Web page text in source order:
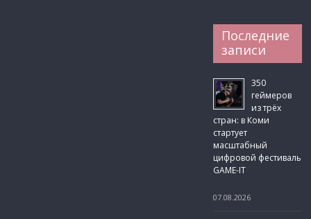
Последние
записи
350
геймеров
из трёх
стран: в Коми
стартует
масштабный
цифровой фестиваль
GAME-IT
07.08.2026